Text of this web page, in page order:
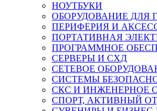
НОУТБУКИ
ОБОРУДОВАНИЕ ДЛЯ
ПЕРИФЕРИЯ И
ПОРТАТИВНАЯ
ПРОГРАММНОЕ
СЕРВЕРЫ И СХД
СЕТЕВОЕ
СИСТЕМЫ
СКС И ИНЖЕНЕРНОЕ
СПОРТ, АКТИВНЫЙ